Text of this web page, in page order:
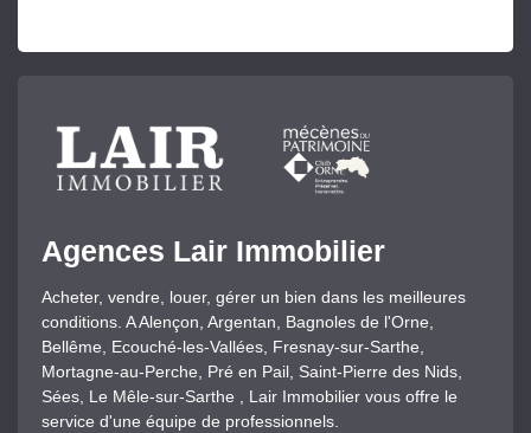
Agences Lair Immobilier
Acheter, vendre, louer, gérer un bien dans les meilleures
conditions. A Alençon, Argentan, Bagnoles de l'Orne,
Bellême, Ecouché-les-Vallées, Fresnay-sur-Sarthe,
Mortagne-au-Perche, Pré en Pail, Saint-Pierre des Nids,
Sées, Le Mêle-sur-Sarthe , Lair Immobilier vous offre le
service d'une équipe de professionnels.